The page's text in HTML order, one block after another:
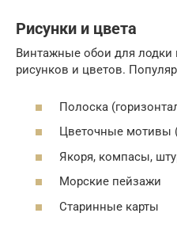
Рисунки и цвета
Винтажные обои для
рисунков и цветов.
Полоска
Цветочные мотивы
Якоря, компасы,
Морские пейзажи
Старинные карты